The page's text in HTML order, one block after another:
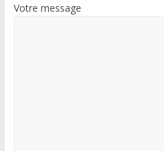
Votre message